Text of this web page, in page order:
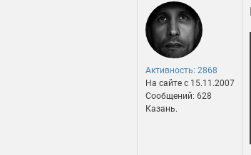
Активность: 2868
На сайте c 15.11.2007
Сообщений: 628
Казань.